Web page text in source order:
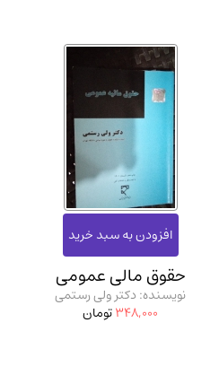
حقوق مالی عمومی
نویسنده: دکتر ولی رستمی
348,000تومان